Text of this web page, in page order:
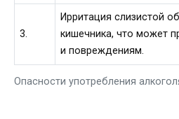
Опасности употребления
3.
Ирритация слизистой
кишечника, что может
и повреждениям.